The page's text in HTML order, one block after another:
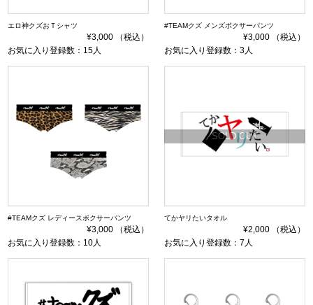
エロ神クズおＴシャツ
¥3,000 （税込）
お気に入り登録数：15人
#TEAMクズ メンズボクサーパンツ
¥3,000 （税込）
お気に入り登録数：3人
#TEAMクズ レディースボクサーパンツ
¥3,000 （税込）
お気に入り登録数：10人
SOLD OUT
てかヤリたいタオル
¥2,000 （税込）
お気に入り登録数：7人